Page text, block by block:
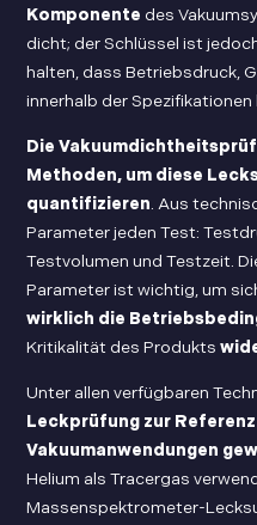
Komponente des
dicht; der Schlüssel ist
halten, dass Betriebsdruck,
innerhalb der Spezifikationen
Die
Methoden, um diese
quantifizieren. Aus
Parameter jeden Test:
Testvolumen und Testzeit.
Parameter ist wichtig, um
wirklich die
Kritikalität des Produkts
Unter allen verfügbaren
Leckprüfung zur
Vakuumanwendungen
Helium als Tracergas
Massenspektrometer-